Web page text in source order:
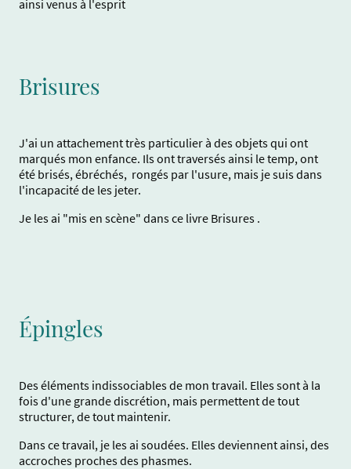
ainsi venus à l'esprit
Brisures
J'ai un attachement très particulier à des objets qui ont
marqués mon enfance. Ils ont traversés ainsi le temp, ont
été brisés, ébréchés, rongés par l'usure, mais je suis dans
l'incapacité de les jeter.
Je les ai "mis en scène" dans ce livre Brisures .
Épingles
Des éléments indissociables de mon travail. Elles sont à la
fois d'une grande discrétion, mais permettent de tout
structurer, de tout maintenir.
Dans ce travail, je les ai soudées. Elles deviennent ainsi, des
accroches proches des phasmes.